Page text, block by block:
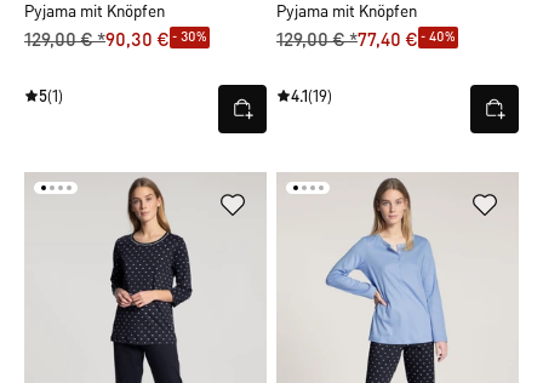
Pyjama mit Knöpfen
129,00 € *90,30 € - 30%
5(1)
Pyjama mit Knöpfen
129,00 € *77,40 € - 40%
4.1(19)